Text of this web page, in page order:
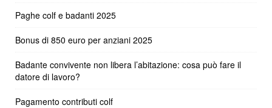
Paghe colf e badanti 2025
Bonus di 850 euro per anziani 2025
Badante convivente non libera l’abitazione: cosa può fare il
datore di lavoro?
Pagamento contributi colf